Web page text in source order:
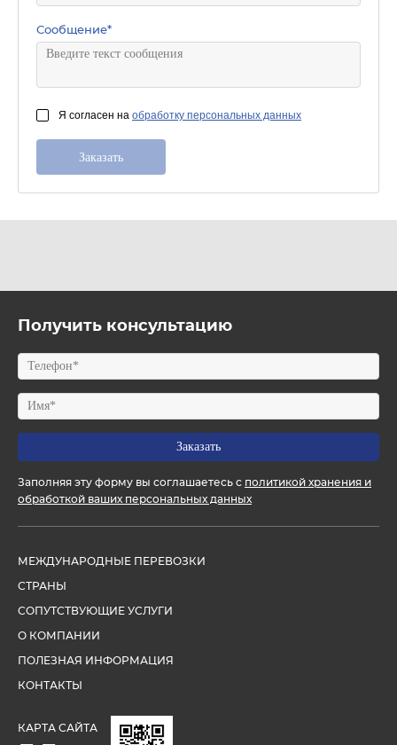
Сообщение*
Я согласен на обработку персональных данных
Получить консультацию
Заполняя эту форму вы соглашаетесь с политикой хранения и
обработкой ваших персональных данных
МЕЖДУНАРОДНЫЕ ПЕРЕВОЗКИ
СТРАНЫ
СОПУТСТВУЮЩИЕ УСЛУГИ
О КОМПАНИИ
ПОЛЕЗНАЯ ИНФОРМАЦИЯ
КОНТАКТЫ
КАРТА САЙТА